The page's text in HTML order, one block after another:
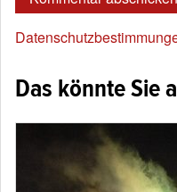
Das könnte Sie